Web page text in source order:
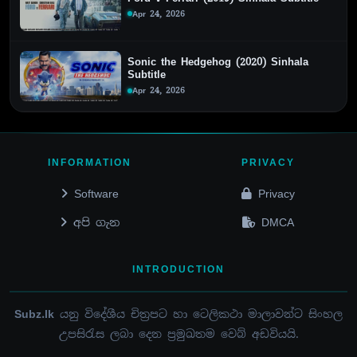
Apr 24, 2026
Sonic the Hedgehog (2020) Sinhala
Subtitle
Apr 24, 2026
INFORMATION
Software
අපි ගැන
PRIVACY
Privacy
DMCA
INTRODUCTION
Subz.lk යනු විදේශීය චිත්‍රපට හා ටෙලිකථා මාලාවන්ට සිංහල
උපසිරැස ලබා දෙන ප්‍රමුඛතම වෙබ් අඩවියයි.